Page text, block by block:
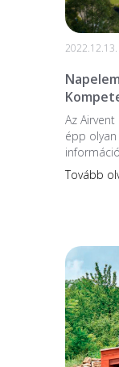
2022.12.13.
Az
épp
Tovább